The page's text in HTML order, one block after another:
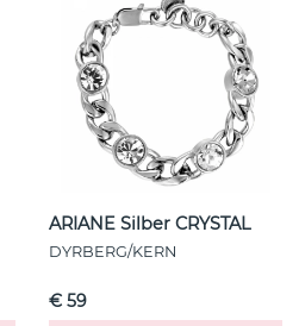
ARIANE Silber CRYSTAL
DYRBERG/KERN
€ 59